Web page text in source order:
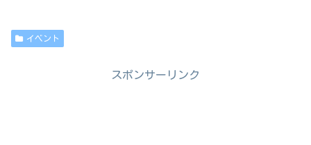
イベント
スポンサーリンク